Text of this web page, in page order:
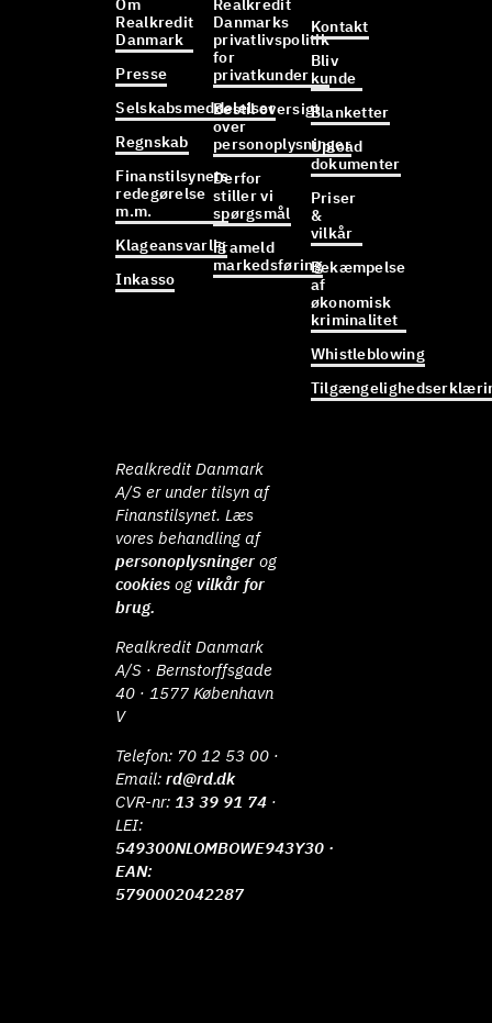
Om
Realkredit
Danmark
Presse
Selskabsmeddelelser
Regnskab
Finanstilsynets
redegørelse
m.m.
Klageansvarlig
Inkasso
Realkredit
Danmarks
privatlivspolitik
for
privatkunder
Bestil oversigt
over
personoplysninger
Derfor
stiller vi
spørgsmål
Frameld
markedsføring
Kontakt
Bliv
kunde
Blanketter
Upload
dokumenter
Priser
&
vilkår
Bekæmpelse
af
økonomisk
kriminalitet
Whistleblowing
Realkredit Danmark
A/S er under tilsyn af
Finanstilsynet. Læs
vores behandling af
personoplysninger og
cookies ogvilkår for
brug.
Realkredit Danmark
A/S · Bernstorffsgade
40 · 1577 København
V
Telefon: 70 12 53 00 ·
Email:rd@rd.dk
CVR-nr: 13 39 91 74 ·
LEI:
549300NLOMBOWE943Y30 ·
EAN:
5790002042287